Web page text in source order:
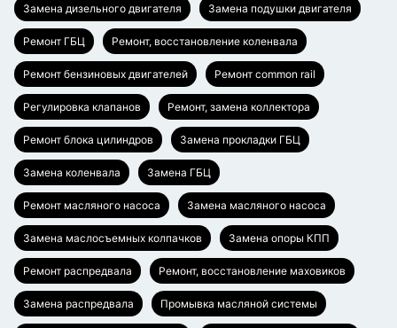
Замена дизельного двигателя Замена подушки двигателя
Ремонт ГБЦ Ремонт, восстановление коленвала
Ремонт бензиновых двигателей Ремонт common rail
Регулировка клапанов Ремонт, замена коллектора
Ремонт блока цилиндров Замена прокладки ГБЦ
Замена коленвала Замена ГБЦ
Ремонт масляного насоса Замена масляного насоса
Замена маслосъемных колпачков Замена опоры КПП
Ремонт распредвала Ремонт, восстановление маховиков
Замена распредвала Промывка масляной системы